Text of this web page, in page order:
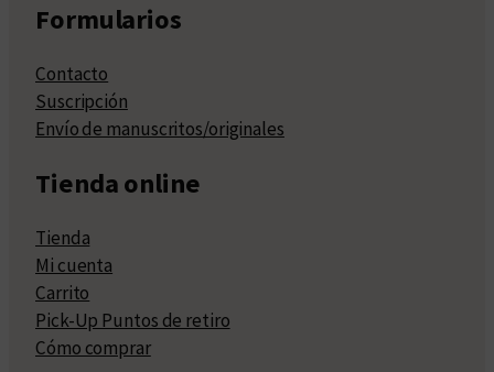
Formularios
Contacto
Suscripción
Envío de manuscritos/originales
Tienda online
Tienda
Mi cuenta
Carrito
Pick-Up Puntos de retiro
Cómo comprar